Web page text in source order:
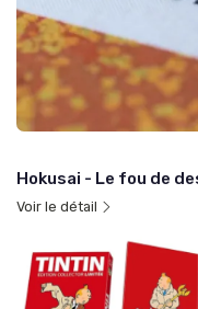
Hokusai - Le fou de
Voir le détail